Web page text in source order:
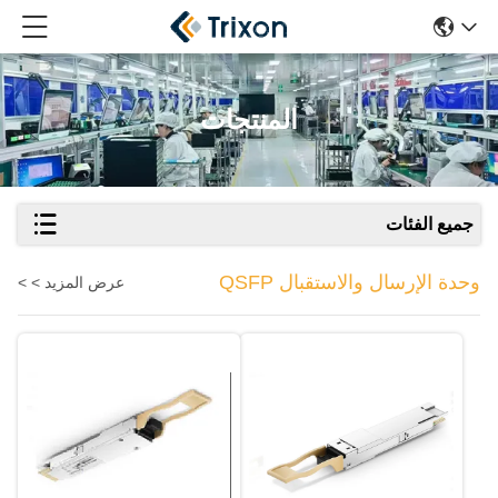
المنتجات
جميع الفئات
وحدة الإرسال والاستقبال QSFP عرض المزيد > >